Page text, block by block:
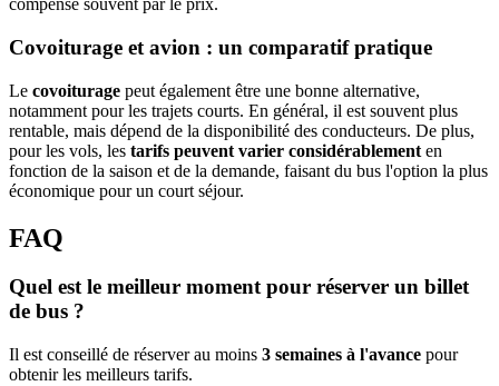
compense souvent par le prix.
Covoiturage et avion : un comparatif pratique
Le covoiturage peut également être une bonne alternative,
notamment pour les trajets courts. En général, il est souvent plus
rentable, mais dépend de la disponibilité des conducteurs. De plus,
pour les vols, les tarifs peuvent varier considérablement en
fonction de la saison et de la demande, faisant du bus l'option la plus
économique pour un court séjour.
FAQ
Quel est le meilleur moment pour réserver un billet
de bus ?
Il est conseillé de réserver au moins 3 semaines à l'avance pour
obtenir les meilleurs tarifs.